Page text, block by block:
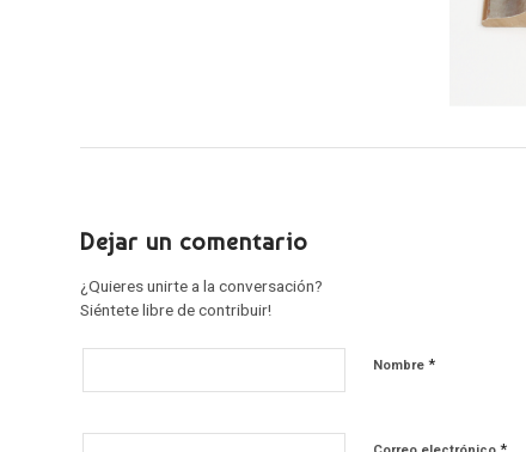
Dejar un comentario
¿Quieres unirte a la conversación?
Siéntete libre de contribuir!
Nombre *